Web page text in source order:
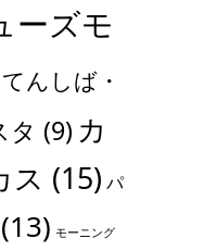
ーズモ
てんしば・
タ (9) カ
ス (15) パ
(13) モーニング